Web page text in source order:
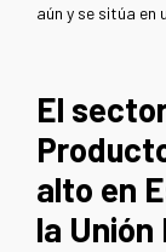
aún y se sitúa en
El
alto en
la Unión